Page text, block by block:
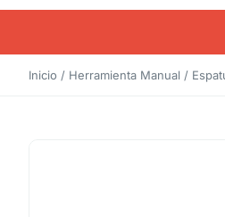
Inicio / Herramienta Manual /